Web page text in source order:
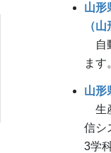
山形
（山
自
ます
山形
生
信シ
3学